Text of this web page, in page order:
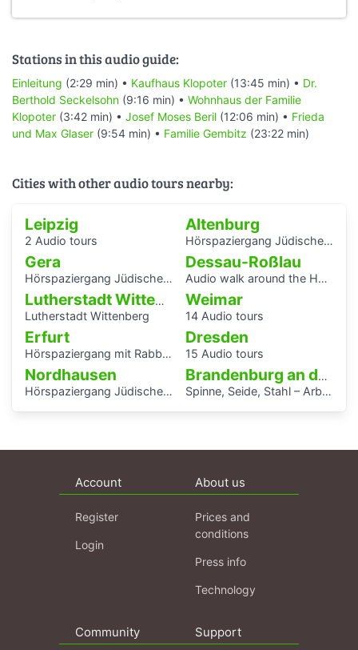
Stations in this audio guide:
Einleitung (2:29 min) • Kaufhaus Klopoter (13:45 min) • Dr.
Berthold Seckelsohn (9:16 min) • Wohnhaus der Familie
Klopoter (3:42 min) • Josef Moses Beril (12:06 min) • Frieda
und Max Glaser (9:54 min) • Familie Gembitz (23:22 min)
Cities with other audio tours nearby:
Leipzig
2 Audio tours
Altenburg
Hörspaziergang Jüdische Geschichte in Altenburg
Gera
Hörspaziergang Jüdisches Leben und jüdische Geschichte in Gera
Dessau-Roßlau
Audio walk around the Houses with Balcony Access of the Bauhaus settlement
Lutherstadt Wittenberg
Lutherstadt Wittenberg
Weimar
14 Audio tours
Erfurt
Hörspaziergang mit Rabbiner Alexander Nachama in Erfurt
Dresden
15 Audio tours
Nordhausen
Hörspaziergang Jüdische Geschichte in Nordhausen
Brandenburg an der Havel
Spinne, Seide, Stahl – Arbeit und Kunst in Brandenburg.
Account
Register
Login
About us
Prices and
conditions
Press info
Technology
Community Support